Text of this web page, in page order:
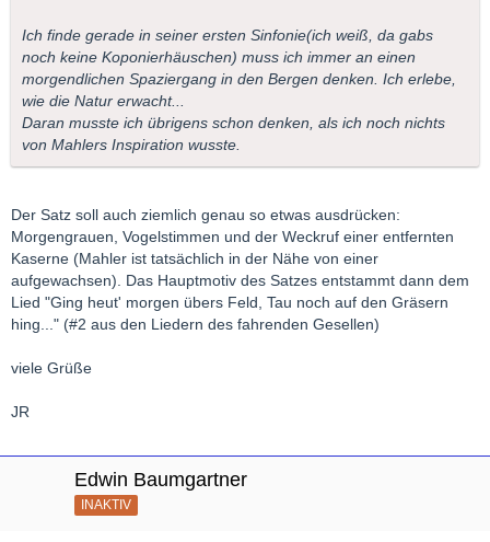
Ich finde gerade in seiner ersten Sinfonie(ich weiß, da gabs
noch keine Koponierhäuschen) muss ich immer an einen
morgendlichen Spaziergang in den Bergen denken. Ich erlebe,
wie die Natur erwacht...
Daran musste ich übrigens schon denken, als ich noch nichts
von Mahlers Inspiration wusste.
Der Satz soll auch ziemlich genau so etwas ausdrücken:
Morgengrauen, Vogelstimmen und der Weckruf einer entfernten
Kaserne (Mahler ist tatsächlich in der Nähe von einer
aufgewachsen). Das Hauptmotiv des Satzes entstammt dann dem
Lied "Ging heut' morgen übers Feld, Tau noch auf den Gräsern
hing..." (#2 aus den Liedern des fahrenden Gesellen)
viele Grüße
JR
Edwin Baumgartner
INAKTIV